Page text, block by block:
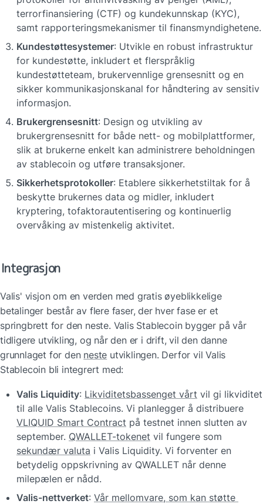
terrorfinansiering (CTF) og kundekunnskap (KYC),
samt rapporteringsmekanismer til finansmyndighetene.
Kundestøttesystemer: Utvikle en robust infrastruktur
for kundestøtte, inkludert et flerspråklig
kundestøtteteam, brukervennlige grensesnitt og en
sikker kommunikasjonskanal for håndtering av sensitiv
informasjon.
Brukergrensesnitt: Design og utvikling av
brukergrensesnitt for både nett- og mobilplattformer,
slik at brukerne enkelt kan administrere beholdningen
av stablecoin og utføre transaksjoner.
Sikkerhetsprotokoller: Etablere sikkerhetstiltak for å
beskytte brukernes data og midler, inkludert
kryptering, tofaktorautentisering og kontinuerlig
overvåking av mistenkelig aktivitet.
Integrasjon
Valis' visjon om en verden med gratis øyeblikkelige
betalinger består av flere faser, der hver fase er et
springbrett for den neste. Valis Stablecoin bygger på vår
tidligere utvikling, og når den er i drift, vil den danne
grunnlaget for den neste utviklingen. Derfor vil Valis
Stablecoin bli integrert med:
Valis Liquidity: Likviditetsbassenget vårt vil gi likviditet
VLIQUID Smart Contract på testnet innen slutten av
september. QWALLET-tokenet
sekundær valuta i Valis Liquidity. Vi forventer en
betydelig oppskrivning av QWALLET når denne
milepælen er nådd.
Valis-nettverket: Vår mellomvare, som kan støtte